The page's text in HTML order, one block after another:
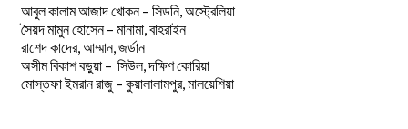
আবুল কালাম আজাদ খোকন – সিডনি, অস্ট্রেলিয়া
সৈয়দ মামুন হোসেন – মানামা, বাহরাইন
রাশেদ কাদের, আম্মান, জর্ডান
অসীম বিকাশ বড়ুয়া – সিউল, দক্ষিণ কোরিয়া
মোস্তফা ইমরান রাজু – কুয়ালালামপুর, মালয়েশিয়া